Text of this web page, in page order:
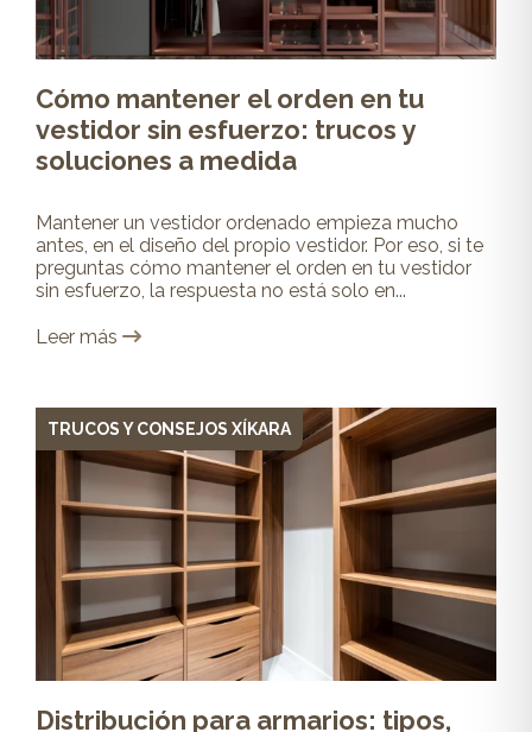
Cómo mantener el orden en tu
vestidor sin esfuerzo: trucos y
soluciones a medida
Mantener un vestidor ordenado empieza mucho
antes, en el diseño del propio vestidor. Por eso, si te
preguntas cómo mantener el orden en tu vestidor
sin esfuerzo, la respuesta no está solo en...
Leer más
TRUCOS Y CONSEJOS XÍKARA
Distribución para armarios: tipos,